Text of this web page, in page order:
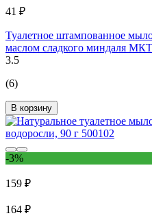
41 ₽
Туалетное штампованное
маслом сладкого миндаля
3.5
(6)
В корзину
-3%
159 ₽
164 ₽